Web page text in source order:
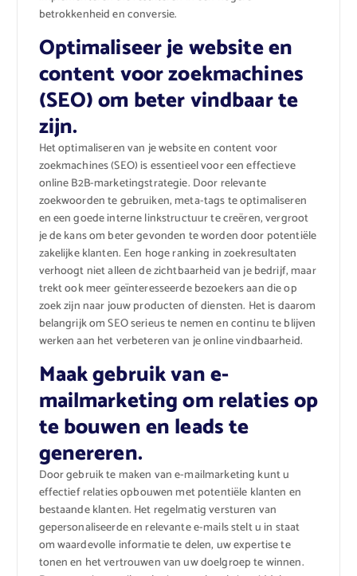
betrokkenheid en conversie.
Optimaliseer je website en
content voor zoekmachines
(SEO) om beter vindbaar te
zijn.
Het optimaliseren van je website en content voor
zoekmachines (SEO) is essentieel voor een effectieve
online B2B-marketingstrategie. Door relevante
zoekwoorden te gebruiken, meta-tags te optimaliseren
en een goede interne linkstructuur te creëren, vergroot
je de kans om beter gevonden te worden door potentiële
zakelijke klanten. Een hoge ranking in zoekresultaten
verhoogt niet alleen de zichtbaarheid van je bedrijf, maar
trekt ook meer geïnteresseerde bezoekers aan die op
zoek zijn naar jouw producten of diensten. Het is daarom
belangrijk om SEO serieus te nemen en continu te blijven
werken aan het verbeteren van je online vindbaarheid.
Maak gebruik van e-
mailmarketing om relaties op
te bouwen en leads te
genereren.
Door gebruik te maken van e-mailmarketing kunt u
effectief relaties opbouwen met potentiële klanten en
bestaande klanten. Het regelmatig versturen van
gepersonaliseerde en relevante e-mails stelt u in staat
om waardevolle informatie te delen, uw expertise te
tonen en het vertrouwen van uw doelgroep te winnen.